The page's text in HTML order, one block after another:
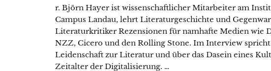
r. Björn Hayer ist wissenschaftlicher Mitarbeiter am
Campus Landau, lehrt Literaturgeschichte und
Literaturkritiker Rezensionen für namhafte Medien wie
NZZ, Cicero und den Rolling Stone. Im Interview
Leidenschaft zur Literatur und über das Dasein eines
Zeitalter der Digitalisierung. …